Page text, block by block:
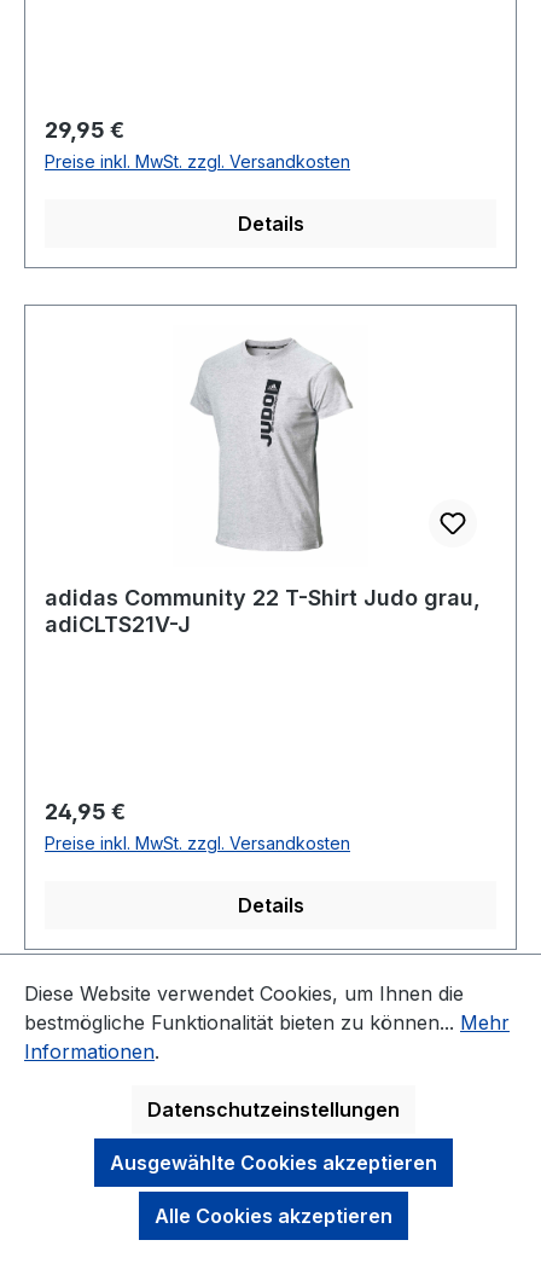
Regulärer Preis:
29,95 €
Preise inkl. MwSt. zzgl. Versandkosten
Details
adidas Community 22 T-Shirt Judo grau,
adiCLTS21V-J
Regulärer Preis:
24,95 €
Preise inkl. MwSt. zzgl. Versandkosten
Details
Seite
1 Seite
2
KONTAKT
NEWSLETTER
Diese Website verwendet Cookies, um Ihnen die
bestmögliche Funktionalität bieten zu können... Mehr
Informationen.
Datenschutzeinstellungen
Ausgewählte Cookies akzeptieren
Alle Cookies akzeptieren